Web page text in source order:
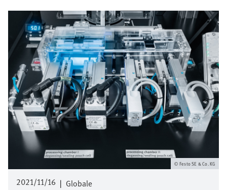
2021/11/16 | Globale
Immagine
Festo SE & Co. KG